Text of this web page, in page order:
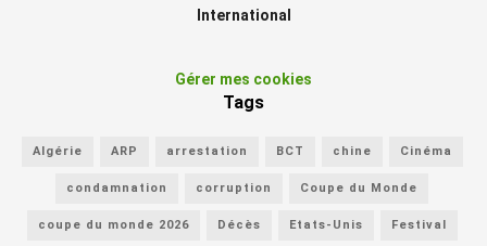
International
Gérer mes cookies
Tags
Algérie ARP arrestation BCT chine Cinéma
condamnation corruption Coupe du Monde
coupe du monde 2026 Décès Etats-Unis Festival